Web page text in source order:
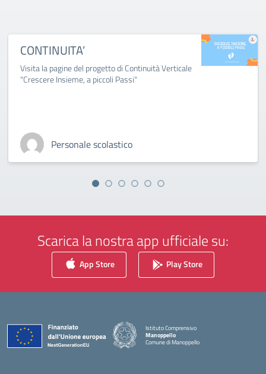
CONTINUITA’
Visita la pagine del progetto di Continuità Verticale
"Crescere Insieme, a piccoli Passi"
Personale scolastico
Scarica la nostra app ufficiale su:
App Store Play Store
Istituto Comprensivo
Manoppello
Comune di Manoppello
— Visita la pagina iniziale della scuola